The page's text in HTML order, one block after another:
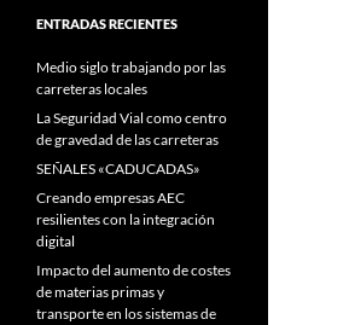
ENTRADAS RECIENTES
Medio siglo trabajando por las
carreteras locales
La Seguridad Vial como centro
de gravedad de las carreteras
SEÑALES «CADUCADAS»
Creando empresas AEC
resilientes con la integración
digital
Impacto del aumento de costes
de materias primas y
transporte en los sistemas de